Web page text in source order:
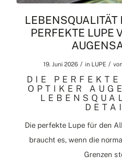
LEBENSQUALITÄT
PERFEKTE LUPE
19. Juni 2026 / in LUPE / von
DIE
OPTIKER
Die perfekte Lupe für den
braucht es, wenn die
Grenzen